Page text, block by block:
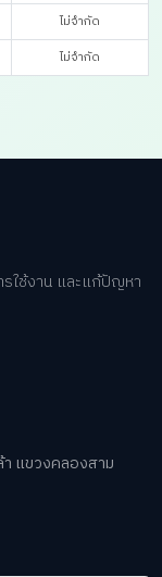
ไม่จำกัด
ไม่จำกัด
ใช้งาน และแก้ปัญหา
า แขวงคลองสาม